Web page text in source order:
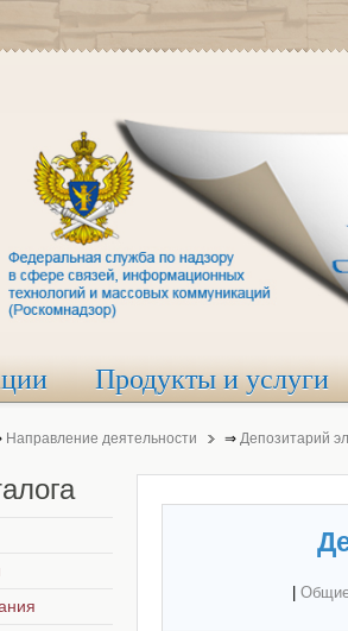
Продукты и услуги
Направление деятельности ⇒ Депозитарий